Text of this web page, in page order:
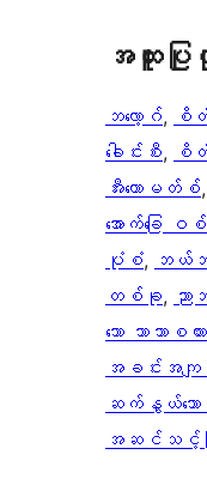
အ​ထူး​ပြု​
ဘလော့ဂ်, စိ
ခေါင်းစီး, စိ
အီးကောမတ်စ်,
အောက်ခြေ ဝစ်
ပုံစံ, ဘယ်ဘ
တစ်ခု, ညာ
သော ဘာသာစ
အခင်းအကျင်
ဆက်နွယ်သော
အဆင်သင့်